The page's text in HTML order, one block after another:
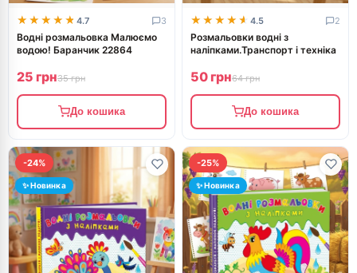
★★★★★
★★★★★ 4.7 3
Водні розмальовка Малюємо
водою! Баранчик 22864
25 грн35 грн
До кошика
★★★★★
★★★★★ 4.5 2
Розмальовки водні з
наліпками.Транспорт і техніка
50 грн64 грн
До кошика
-24%
✨ Новинка
-25%
✨ Новинка